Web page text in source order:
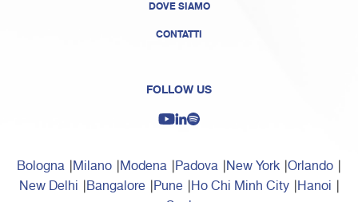
DOVE SIAMO
CONTATTI
FOLLOW US
Bologna Milano Modena Padova New York Orlando
New Delhi Bangalore Pune Ho Chi Minh City Hanoi